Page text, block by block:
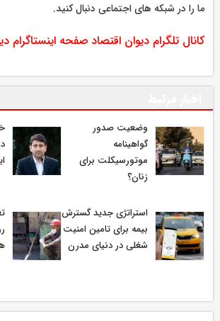
ما را در شبکه های اجتماعی دنبال کنید.
کانال تلگرام دیوان اقتصادصفحه اینستاگرام
وضعیت صدور
گواهینامه
موتورسیکلت برای
زنان؟
استراتژی جدید گسترش
بیمه برای تامین امنیت
شغلی در دنیای مدرن